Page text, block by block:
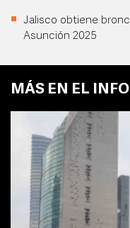
Jalisco obtiene
Asunción 2025
MÁS EN EL